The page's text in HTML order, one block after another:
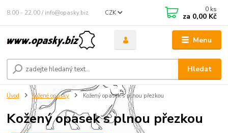
Menu
CZK
Hledat
8.00 - 22.00 / info@opasky.biz 0 ks
za 0,00 Kč
Úvod Kožené opasky Kožený opasek s plnou přezkou
Kožený opasek s plnou přezkou